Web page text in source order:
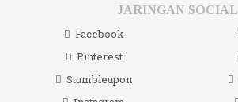
JARINGAN SOCIAL
Facebook
Pinterest
Stumbleupon